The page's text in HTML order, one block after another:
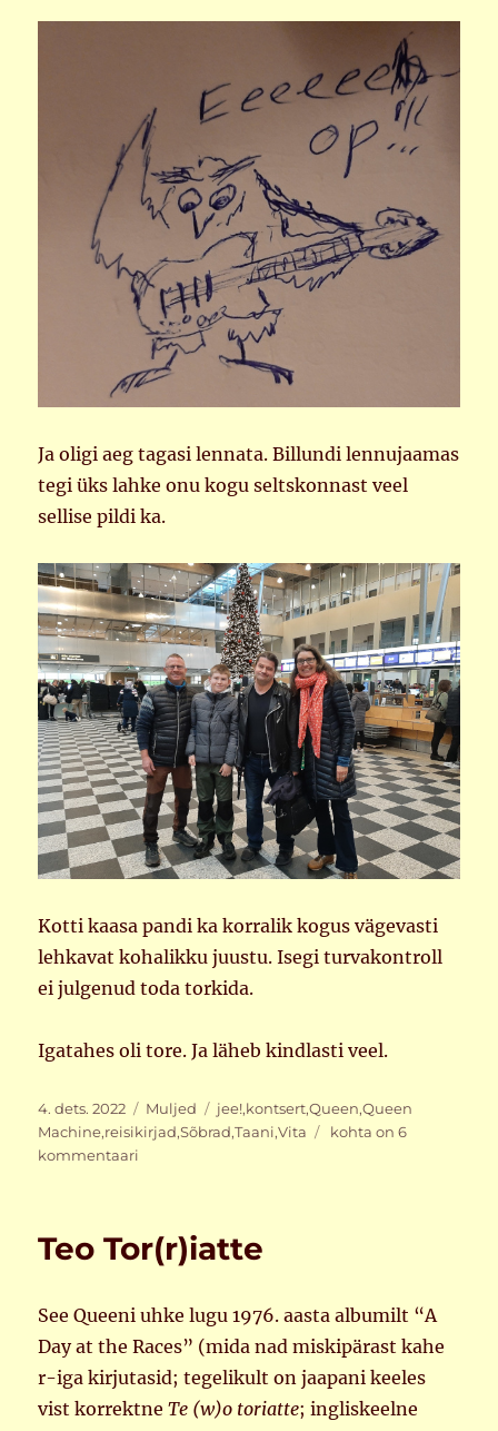
Ja oligi aeg tagasi lennata. Billundi lennujaamas
tegi üks lahke onu kogu seltskonnast veel
sellise pildi ka.
Kotti kaasa pandi ka korralik kogus vägevasti
lehkavat kohalikku juustu. Isegi turvakontroll
ei julgenud toda torkida.
Igatahes oli tore. Ja läheb kindlasti veel.
Postitatud
4. dets. 2022 Rubriigid
Muljed Sildid
jee!,kontsert,Queen,Queen
Machine,reisikirjad,Sõbrad,Taani,Vita
Nädalalõpp
kohta on 6
kommentaari
Teo Tor(r)iatte
See Queeni uhke lugu 1976. aasta albumilt “A
Day at the Races” (mida nad miskipärast kahe
r-iga kirjutasid; tegelikult on jaapani keeles
vist korrektneTe (w)o toriatte; ingliskeelne